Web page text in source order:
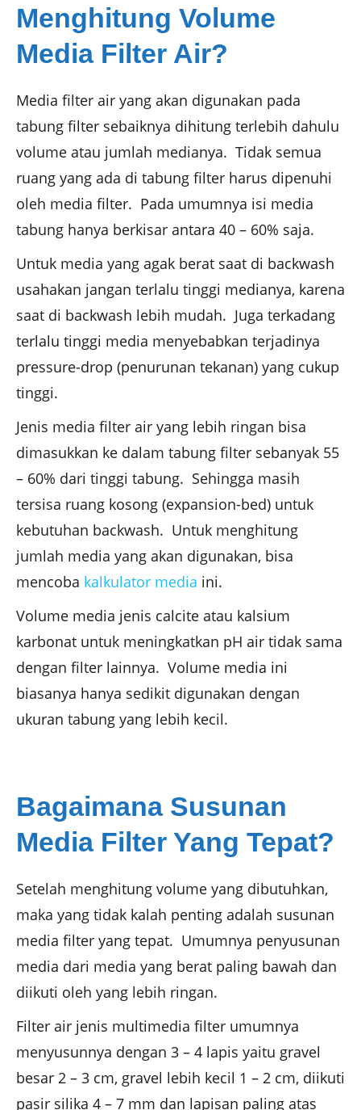
Menghitung Volume
Media Filter Air?
Media filter air yang akan digunakan pada
tabung filter sebaiknya dihitung terlebih dahulu
volume atau jumlah medianya. Tidak semua
ruang yang ada di tabung filter harus dipenuhi
oleh media filter. Pada umumnya isi media
tabung hanya berkisar antara 40 – 60% saja.
Untuk media yang agak berat saat di backwash
usahakan jangan terlalu tinggi medianya, karena
saat di backwash lebih mudah. Juga terkadang
terlalu tinggi media menyebabkan terjadinya
pressure-drop (penurunan tekanan) yang cukup
tinggi.
Jenis media filter air yang lebih ringan bisa
dimasukkan ke dalam tabung filter sebanyak 55
– 60% dari tinggi tabung. Sehingga masih
tersisa ruang kosong (expansion-bed) untuk
kebutuhan backwash. Untuk menghitung
jumlah media yang akan digunakan, bisa
mencoba kalkulator media ini.
Volume media jenis calcite atau kalsium
karbonat untuk meningkatkan pH air tidak sama
dengan filter lainnya. Volume media ini
biasanya hanya sedikit digunakan dengan
ukuran tabung yang lebih kecil.
Bagaimana Susunan
Media Filter Yang Tepat?
Setelah menghitung volume yang dibutuhkan,
maka yang tidak kalah penting adalah susunan
media filter yang tepat. Umumnya penyusunan
media dari media yang berat paling bawah dan
diikuti oleh yang lebih ringan.
Filter air jenis multimedia filter umumnya
menyusunnya dengan 3 – 4 lapis yaitu gravel
besar 2 – 3 cm, gravel lebih kecil 1 – 2 cm, diikuti
pasir silika 4 – 7 mm dan lapisan paling atas